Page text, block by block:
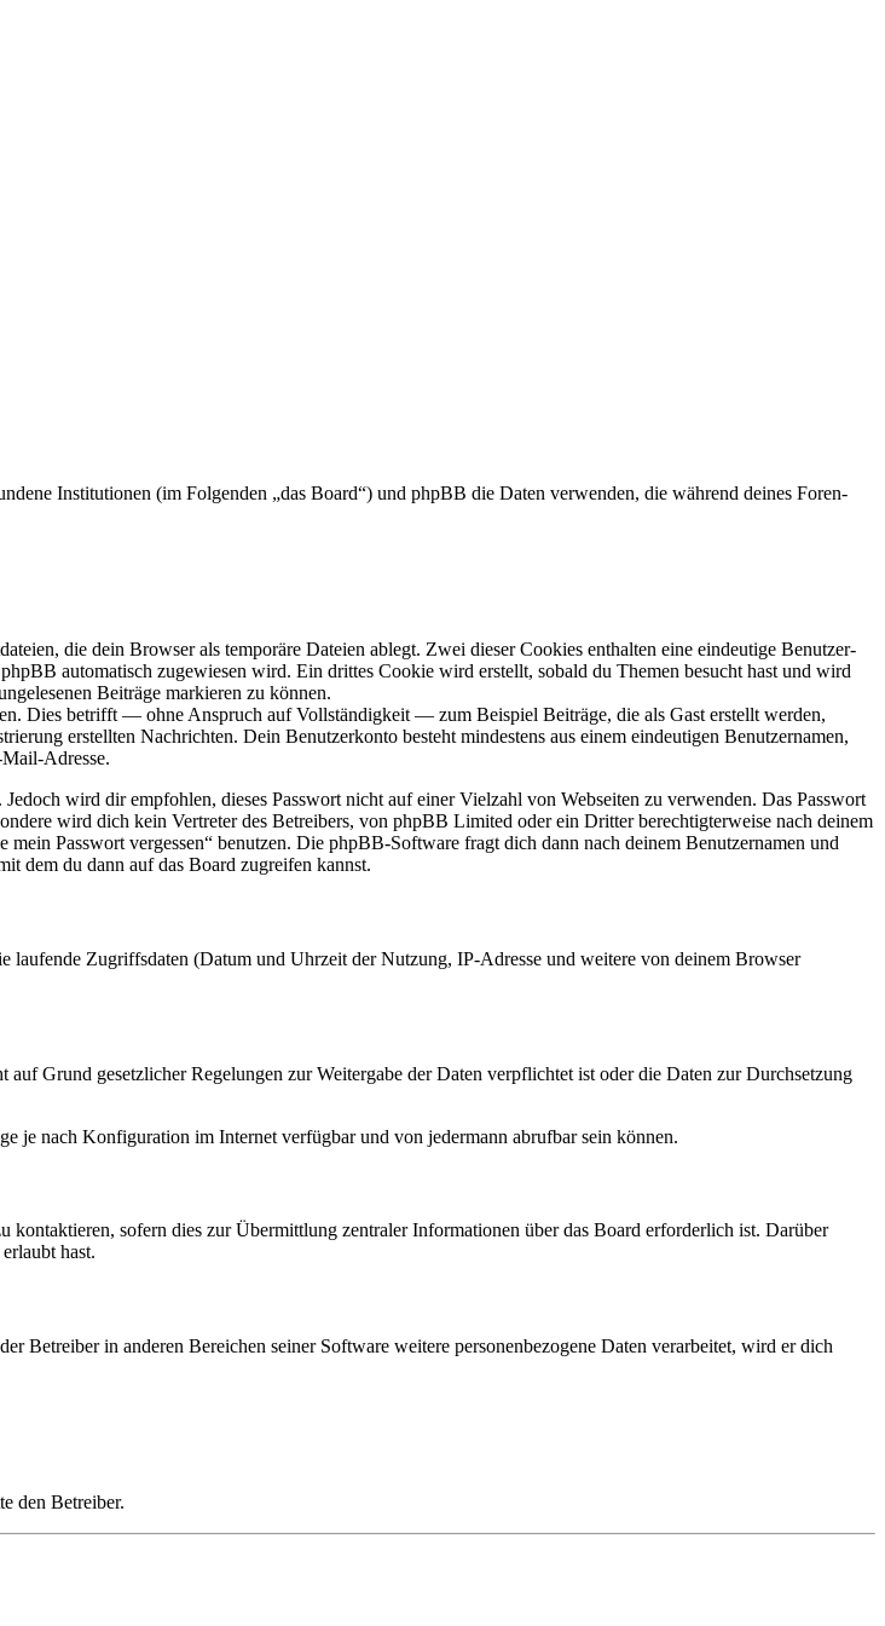
Institutionen (im Folgenden „das Board“) und phpBB die Daten verwenden, die während deines Foren-
die dein Browser als temporäre Dateien ablegt. Zwei dieser Cookies enthalten eine eindeutige Benutzer-
automatisch zugewiesen wird. Ein drittes Cookie wird erstellt, sobald du Themen besucht hast und wird
Beiträge markieren zu können.
Dies betrifft — ohne Anspruch auf Vollständigkeit — zum Beispiel Beiträge, die als Gast erstellt werden,
erstellten Nachrichten. Dein Benutzerkonto besteht mindestens aus einem eindeutigen Benutzernamen,
Adresse.
wird dir empfohlen, dieses Passwort nicht auf einer Vielzahl von Webseiten zu verwenden. Das Passwort
wird dich kein Vertreter des Betreibers, von phpBB Limited oder ein Dritter berechtigterweise nach deinem
Passwort vergessen“ benutzen. Die phpBB-Software fragt dich dann nach deinem Benutzernamen und
dem du dann auf das Board zugreifen kannst.
laufende Zugriffsdaten (Datum und Uhrzeit der Nutzung, IP-Adresse und weitere von deinem Browser
Grund gesetzlicher Regelungen zur Weitergabe der Daten verpflichtet ist oder die Daten zur Durchsetzung
je nach Konfiguration im Internet verfügbar und von jedermann abrufbar sein können.
kontaktieren, sofern dies zur Übermittlung zentraler Informationen über das Board erforderlich ist. Darüber
hast.
Betreiber in anderen Bereichen seiner Software weitere personenbezogene Daten verarbeitet, wird er dich
den Betreiber.